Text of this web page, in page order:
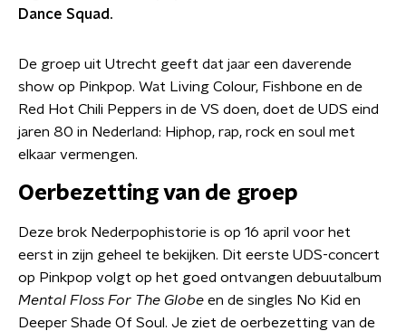
Dance Squad.
De groep uit Utrecht geeft dat jaar een daverende
show op Pinkpop. Wat Living Colour, Fishbone en de
Red Hot Chili Peppers in de VS doen, doet de UDS eind
jaren 80 in Nederland: Hiphop, rap, rock en soul met
elkaar vermengen.
Oerbezetting van de groep
Deze brok Nederpophistorie is op 16 april voor het
eerst in zijn geheel te bekijken. Dit eerste UDS-concert
op Pinkpop volgt op het goed ontvangen debuutalbum
Mental Floss For The Globe en de singles No Kid en
Deeper Shade Of Soul. Je ziet de oerbezetting van de